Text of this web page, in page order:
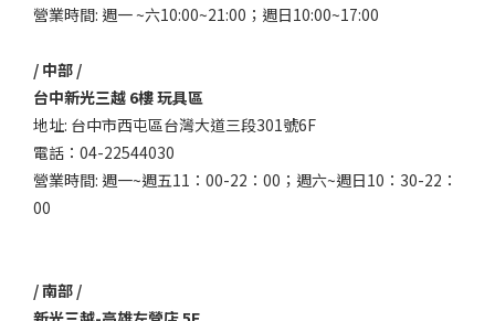
營業時間: 週一 ~六10:00~21:00；週日10:00~17:00
/ 中部 /
台中新光三越 6樓 玩具區
地址: 台中市西屯區台灣大道三段301號6F
電話：04-22544030
營業時間: 週一~週五11：00-22：00；週六~週日10：30-22：
00
/ 南部 /